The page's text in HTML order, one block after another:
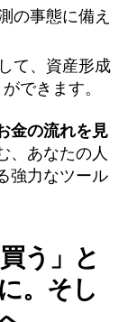
の事態に備え
て、資産形成
できます。
金の流れを見
、あなたの人
強力なツール
う」と
。そし